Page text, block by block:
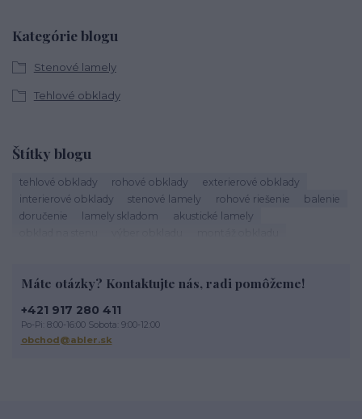
Kategórie blogu
Stenové lamely
Tehlové obklady
Štítky blogu
tehlové obklady rohové obklady
exterierové obklady
interierové obklady
stenové lamely rohové riešenie
balenie
doručenie
lamely skladom
akustické lamely
tehlové obklady na stĺpy
tehlové obklady terasa
obklad imitácia tehly
drevené lamely
čistenie lamiel
Máte otázky? Kontaktujte nás, radi pomôžeme!
+421 917 280 411
Po-Pi: 8:00-16:00 Sobota: 9:00-12:00
obchod@abler.sk